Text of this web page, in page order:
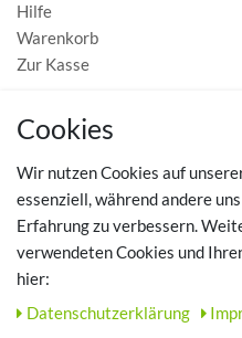
Hilfe
Warenkorb
Zur Kasse
MEIN KONTO
TOP SCHUHTHEMEN
Hausschuhe - Bequeme Schuhe
Cookies
Wir nutzen Cookies auf
essenziell, während andere
Erfahrung zu verbessern.
verwendeten Cookies und
hier:
Daten­schutz­erklärung